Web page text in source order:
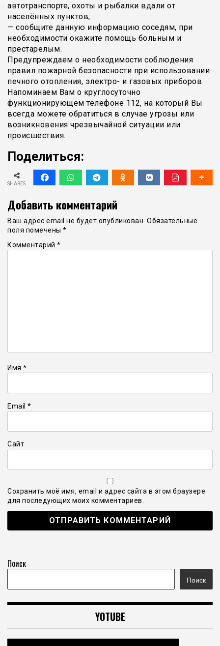
автотранспорте, охоты и рыбалки вдали от
населённых пунктов;
— сообщите данную информацию соседям, при
необходимости окажите помощь больным и
престарелым.
Предупреждаем о необходимости соблюдения
правил пожарной безопасности при использовании
печного отопления, электро- и газовых приборов
Напоминаем Вам о круглосуточно
функционирующем телефоне 112, на который Вы
всегда можете обратиться в случае угрозы или
возникновения чрезвычайной ситуации или
происшествия.
Поделиться:
SHARES
Добавить комментарий
Ваш адрес email не будет опубликован. Обязательные
поля помечены *
Комментарий *
Имя *
Email *
Сайт
Сохранить моё имя, email и адрес сайта в этом браузере
для последующих моих комментариев.
Поиск
Поиск
YOTUBE